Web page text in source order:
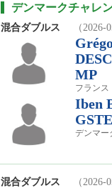
デンマークチャレ
混合ダブルス （2026-
MP
フランス
Iben
デンマー
混合ダブルス （2026-